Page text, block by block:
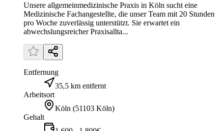
Unsere allgemeinmedizinische Praxis in Köln sucht eine
Medizinische Fachangestellte, die unser Team mit 20 Stunden
pro Woche zuverlässig unterstützt. Sie erwartet ein
abwechslungsreicher Praxisallta...
Entfernung
35,5 km entfernt
Arbeitsort
Köln (51103 Köln)
Gehalt